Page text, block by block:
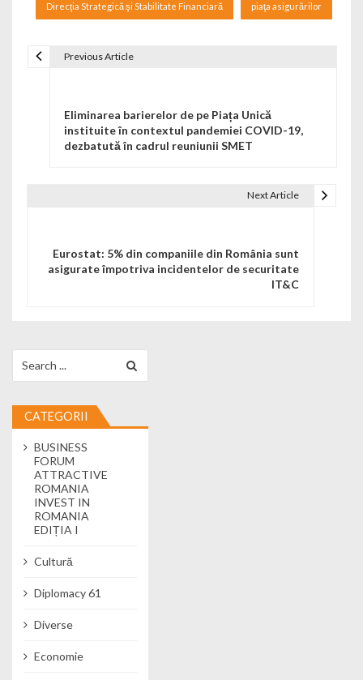
Direcţia Strategică şi Stabilitate Financiară piaţa asigurărilor
Previous Article
Eliminarea barierelor de pe Piața Unică
instituite în contextul pandemiei COVID-19,
dezbatută în cadrul reuniunii SMET
Next Article
Eurostat: 5% din companiile din România sunt
asigurate împotriva incidentelor de securitate
IT&C
CATEGORII
BUSINESS
FORUM
ATTRACTIVE
ROMANIA
INVEST IN
ROMANIA
EDIȚIA I
Cultură
Diplomacy 61
Diverse
Economie